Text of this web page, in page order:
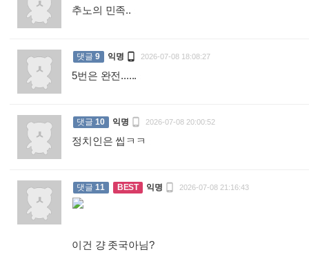
추노의 민족..
댓글 9 익명  2026-07-08 18:08:27
5번은 완전......
댓글 10 익명  2026-07-08 20:00:52
정치인은 씹ㅋㅋ
댓글 11 BEST 익명  2026-07-08 21:16:43
이건 걍 좃국아님?